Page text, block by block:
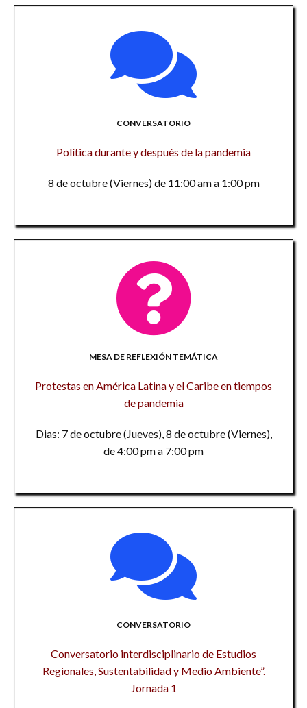
CONVERSATORIO
Política durante y después de la pandemia
8 de octubre (Viernes) de 11:00 am a 1:00 pm
MESA DE REFLEXIÓN TEMÁTICA
Protestas en América Latina y el Caribe en tiempos
de pandemia
Dias: 7 de octubre (Jueves), 8 de octubre (Viernes),
de 4:00 pm a 7:00 pm
CONVERSATORIO
Conversatorio interdisciplinario de Estudios
Regionales, Sustentabilidad y Medio Ambiente”.
Jornada 1